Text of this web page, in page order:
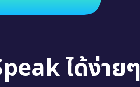
ได้ง่ายๆ